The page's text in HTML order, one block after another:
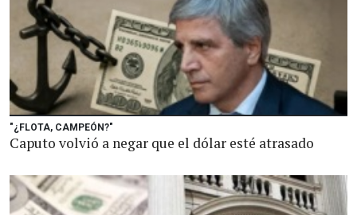
"¿FLOTA, CAMPEÓN?"
Caputo volvió a negar que el dólar esté atrasado